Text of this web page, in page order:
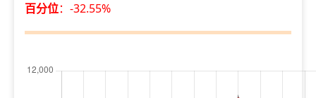
百分位：-32.55%